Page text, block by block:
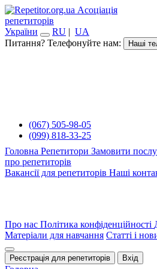
Асоціація
репетиторів
України
RU | UA
Питання? Телефонуйте нам:
Наші
(067) 505-98-05
(099) 818-33-25
Головна Репетитори Замовити
про репетиторів
Вакансії для репетиторів Наші
Про нас Політика конфіденційності
Матеріали для навчання Статті і
Реєстрація для репетиторів Вхід